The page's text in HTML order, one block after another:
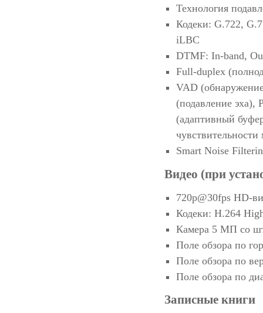
Технология
Кодеки: G.722,
iLBC
DTMF: In-band,
Full-duplex
VAD
(подавление эха),
(адаптивный
Smart Noise
Видео (при
720p@30fps HD-
Кодеки: H.264
Камера 5 МП со
Поле обзора по
Поле обзора по
Поле обзора по
Записные книги